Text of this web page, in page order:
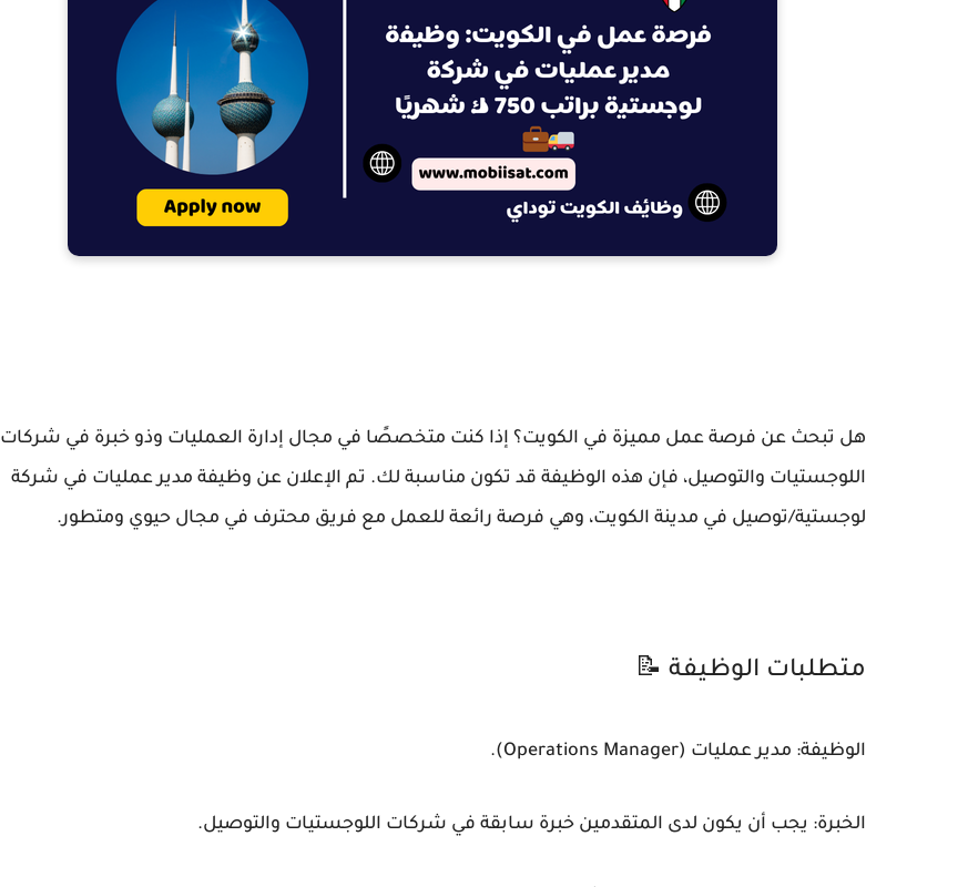
هل تبحث عن فرصة عمل مميزة في الكويت؟ إذا كنت متخصصًا في مجال إدارة العمليات وذو خبرة في شركات
اللوجستيات والتوصيل، فإن هذه الوظيفة قد تكون مناسبة لك. تم الإعلان عن وظيفة مدير عمليات في شركة
لوجستية/توصيل في مدينة الكويت، وهي فرصة رائعة للعمل مع فريق محترف في مجال حيوي ومتطور.
متطلبات الوظيفة 📝
الوظيفة: مدير عمليات (Operations Manager).
الخبرة: يجب أن يكون لدى المتقدمين خبرة سابقة في شركات اللوجستيات والتوصيل.